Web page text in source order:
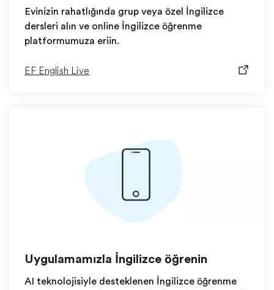
Evinizin rahatlığında grup veya özel İngilizce
dersleri alın ve online İngilizce öğrenme
platformumuza erişin.
EF English Live
Uygulamamızla İngilizce öğrenin
AI teknolojisiyle desteklenen İngilizce öğrenme